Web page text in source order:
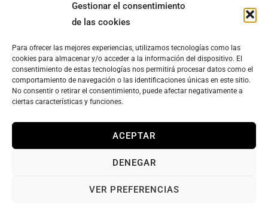
Gestionar el consentimiento
de las cookies
Para ofrecer las mejores experiencias, utilizamos tecnologías como las
cookies para almacenar y/o acceder a la información del dispositivo. El
consentimiento de estas tecnologías nos permitirá procesar datos como el
comportamiento de navegación o las identificaciones únicas en este sitio.
No consentir o retirar el consentimiento, puede afectar negativamente a
ciertas características y funciones.
ACEPTAR
DENEGAR
VER PREFERENCIAS
Política de Privacidad
Contacto
Política de cookies UE
Copyright © 2026 Plato Canario |Diseño web
llesestudiocreatvo.com